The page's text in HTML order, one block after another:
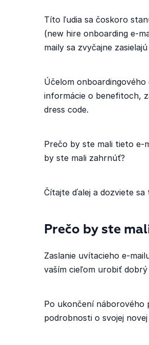
Títo ľudia sa čoskoro
(new hire onboarding e-
maily sa zvyčajne
Účelom
informácie o benefitoch,
dress code.
Prečo by ste mali tieto e-
by ste mali zahrnúť?
Čítajte ďalej a dozviete sa
Prečo by ste
Zaslanie uvítacieho e-
vaším cieľom urobiť
Po ukončení náborového
podrobnosti o svojej novej